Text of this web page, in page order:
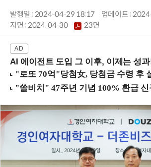
발행일 : 2024-04-29 18:17
업데이트 :
지면 :2024-04-30 23면
AI 에이전트 도입 그 이후, 이제는 성과!